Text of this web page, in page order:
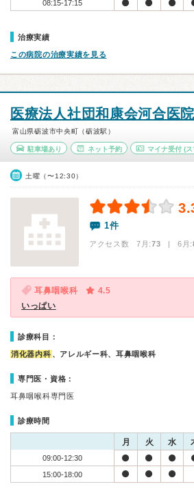
08:15-17:15
治療実績
この病院の治療実績を見る
医療法人社団和康会河合医院
富山県砺波市中央町（砺波駅）
駐車場あり ネット予約 マイナ受付 (ス
土曜（〜12:30）
1件
アクセス数 7月:73 | 6月:
耳鼻咽喉科
4.5
いっぱい
診療科目：
消化器内科 、アレルギー科、耳鼻咽喉科
専門医・資格：
耳鼻咽喉科専門医
診療時間
月 火 水
09:00-12:30
15:00-18:00